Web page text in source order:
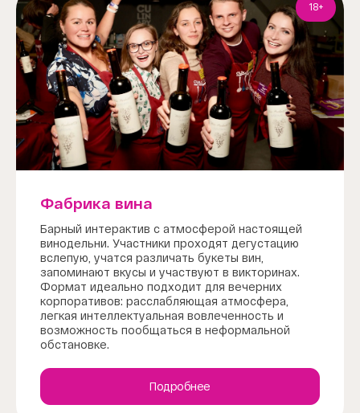
18+
Фабрика вина
Барный интерактив с атмосферой настоящей
винодельни. Участники проходят дегустацию
вслепую, учатся различать букеты вин,
запоминают вкусы и участвуют в викторинах.
Формат идеально подходит для вечерних
корпоративов: расслабляющая атмосфера,
легкая интеллектуальная вовлеченность и
возможность пообщаться в неформальной
обстановке.
Подробнее